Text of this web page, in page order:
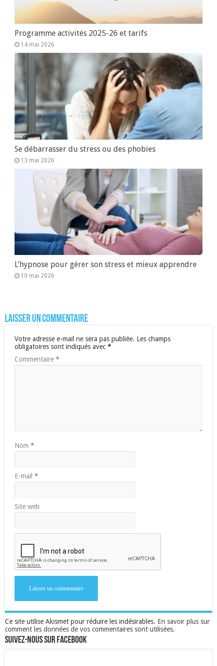
Programme activités 2025-26 et tarifs
14 mai 2026
Se débarrasser du stress ou des phobies
13 mai 2026
L’hypnose pour gérer son stress et mieux apprendre
10 mai 2026
Laisser un commentaire
Votre adresse e-mail ne sera pas publiée. Les champs
obligatoires sont indiqués avec *
Commentaire *
Nom *
E-mail *
Site web
Ce site utilise Akismet pour réduire les indésirables. En savoir plus sur
comment les données de vos commentaires sont utilisées.
Suivez-nous sur Facebook